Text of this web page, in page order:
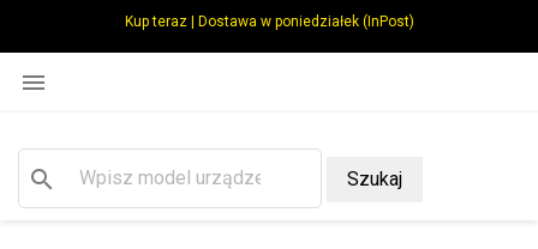
Kup teraz | Dostawa w poniedziałek (InPost)

search Szukaj